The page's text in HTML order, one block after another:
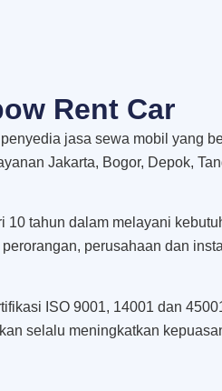
Rent Car
jasa sewa mobil yang
Jakarta, Bogor, Depok,
10 tahun dalam melayani
perusahaan dan
ISO 9001, 14001 dan
selalu meningkatkan